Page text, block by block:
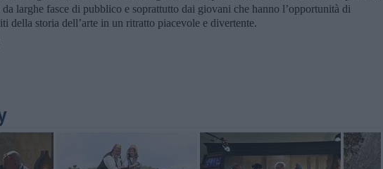
da larghe fasce di pubblico e soprattutto dai giovani che hanno l’opportunità di
della storia dell’arte in un ritratto piacevole e divertente.